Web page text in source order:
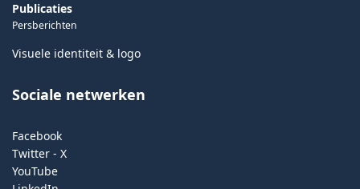
Publicaties
Persberichten
Visuele identiteit & logo
Sociale netwerken
Facebook
Twitter - X
YouTube